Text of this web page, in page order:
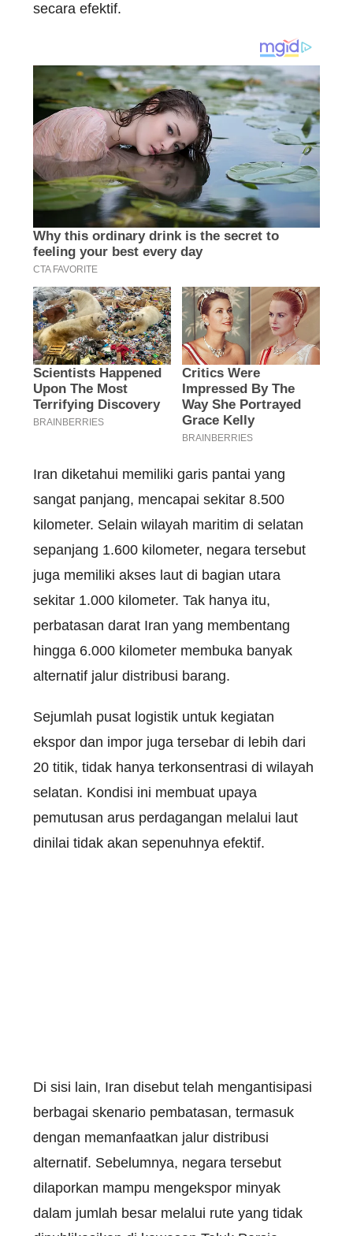
secara efektif.
Iran diketahui memiliki garis pantai yang
sangat panjang, mencapai sekitar 8.500
kilometer. Selain wilayah maritim di selatan
sepanjang 1.600 kilometer, negara tersebut
juga memiliki akses laut di bagian utara
sekitar 1.000 kilometer. Tak hanya itu,
perbatasan darat Iran yang membentang
hingga 6.000 kilometer membuka banyak
alternatif jalur distribusi barang.
Sejumlah pusat logistik untuk kegiatan
ekspor dan impor juga tersebar di lebih dari
20 titik, tidak hanya terkonsentrasi di wilayah
selatan. Kondisi ini membuat upaya
pemutusan arus perdagangan melalui laut
dinilai tidak akan sepenuhnya efektif.
Di sisi lain, Iran disebut telah mengantisipasi
berbagai skenario pembatasan, termasuk
dengan memanfaatkan jalur distribusi
alternatif. Sebelumnya, negara tersebut
dilaporkan mampu mengekspor minyak
dalam jumlah besar melalui rute yang tidak